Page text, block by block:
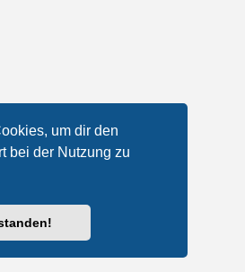
um dir den
bei der Nutzung zu